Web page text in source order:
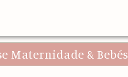
Maternidade & Bebés